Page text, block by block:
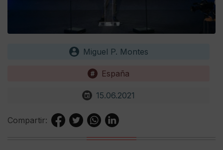
Miguel P. Montes
España
15.06.2021
Compartir: